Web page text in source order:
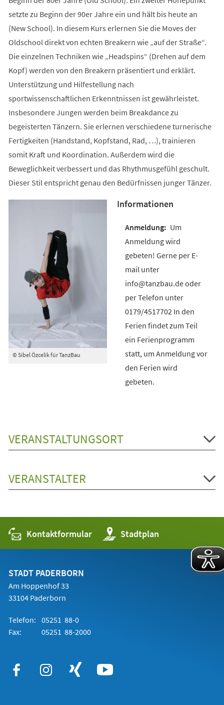
setzte zu Beginn der 90er Jahre ein und hält bis heute an
(New School). In diesem Kurs erlernen Sie die Moves der
Oldschool direkt von echten Breakern wie „auf der Straße“.
Die einzelnen Techniken wie „Headspins“ (Drehen auf dem
Kopf) werden von den Breakern präsentiert und erklärt.
Unterstützung und Hilfestellung nach
sportwissenschaftlichen Erkenntnissen ist gewährleistet.
Insbesondere Jungen werden beim Breakdance zu
begeisterten Tänzern. Sie erlernen verschiedene turnerische
Fertigkeiten (Handstand, Kopfstand, Rad, …), trainieren
somit Kraft und Koordination. Außerdem wird die
Beweglichkeit verbessert und das Rhythmusgefühl geschult.
Dieser Stil entspricht genau den Bedürfnissen junger Tänzer.
© Sibel Özcelik für TanzBau
Informationen
Um
Anmeldung wird
gebeten! Gerne per E-
mail unter
info@tanzbau.de oder
per Telefon unter
0179/4517702 In den
Ferien findet zum Teil
ein Ferienprogramm
statt, um Anmeldung vor
den Ferien wird
gebeten.
VERANSTALTUNGSORT
VERANSTALTER
Kontaktformular Stadtplan
(Öffnet
in
einem
STADT PADERBORN
Am Hoppenhof 33
33104 Paderborn
Telefon: 05251 88-0
Fax:
05251 88-2000